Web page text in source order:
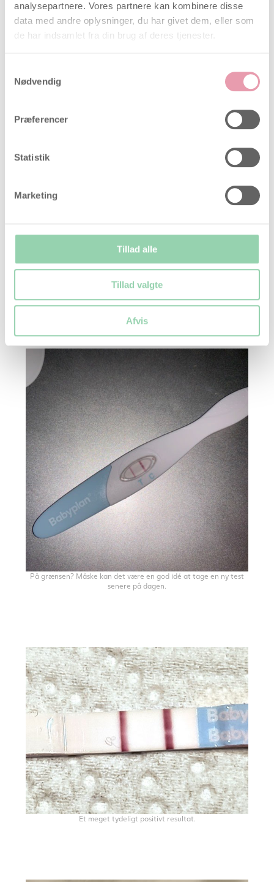
analysepartnere. Vores partnere kan kombinere disse
data med andre oplysninger, du har givet dem, eller som
de har indsamlet fra din brug af deres tjenester.
Nødvendig
Præferencer
Statistik
Marketing
Tillad alle
Tillad valgte
Afvis
Positiv
På grænsen? Måske kan det være en god idé at tage en ny test
senere på dagen.
Et meget tydeligt positivt resultat.